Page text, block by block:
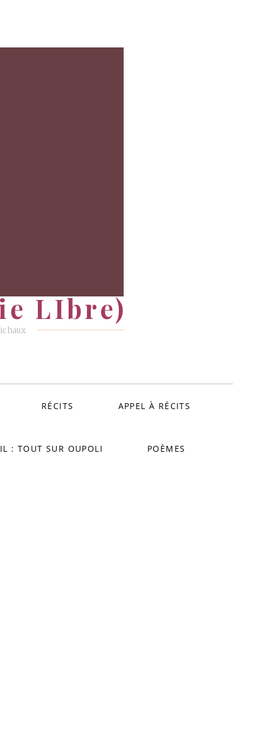
LIbre)
RÉCITS APPEL À RÉCITS
: TOUT SUR OUPOLI POÈMES